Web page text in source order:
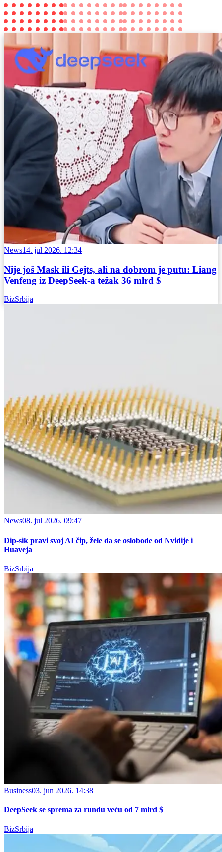
News14. jul 2026. 12:34
Nije još Mask ili Gejts, ali na dobrom je putu: Liang
Venfeng iz DeepSeek-a težak 36 mlrd $
BizSrbija
News08. jul 2026. 09:47
Dip-sik pravi svoj AI čip, žele da se oslobode od Nvidije i
Huaveja
BizSrbija
Business03. jun 2026. 14:38
DeepSeek se sprema za rundu veću od 7 mlrd $
BizSrbija